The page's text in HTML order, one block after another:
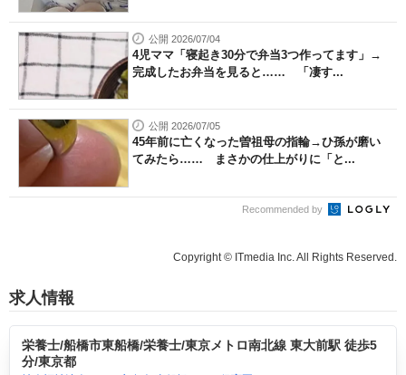
公開 2026/07/04
4児ママ「寝起き30分で弁当3つ作ってます」→
完成したお弁当を見ると…… 「凄す...
公開 2026/07/05
45年前に亡くなった曽祖母の指輪→ひ孫が磨い
てみたら…… まさかの仕上がりに「と...
Recommended by
Copyright © ITmedia Inc. All Rights Reserved.
求人情報
栄養士/船橋市東船橋/栄養士/東京メトロ南北線 東大前駅 徒歩5
分/東京都